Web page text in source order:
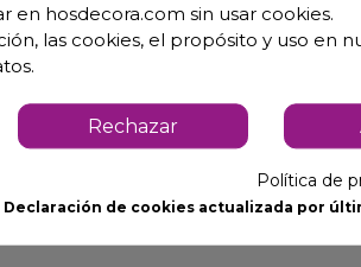
rojo o blanca
al ser golpeado, favoreciendo la
Porta cuchillos, Kit de
en hosdecora.com sin usar cookies.
las cookies, el propósito y uso en
Rechazar
Política de
Declaración de cookies actualizada por